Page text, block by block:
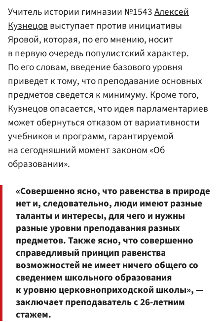
Учитель истории гимназии №1543Алексей
Кузнецоввыступает против инициативы
Яровой, которая, по его мнению, носит
в первую очередь популистский характер.
По его словам, введение базового уровня
приведет к тому, что преподавание основных
предметов сведется к минимуму. Кроме того,
Кузнецов опасается, что идея парламентариев
может обернуться отказом от вариативности
учебников и программ, гарантируемой
на сегодняшний момент законом «Об
образовании».
«Совершенно ясно, что равенства в природе
нет и, следовательно, люди имеют разные
таланты и интересы, для чего и нужны
разные уровни преподавания разных
предметов. Также ясно, что совершенно
справедливый принцип равенства
возможностей не имеет ничего общего со
сведением школьного образования
к уровню церковноприходской школы», —
заключает преподаватель с 26-летним
стажем.